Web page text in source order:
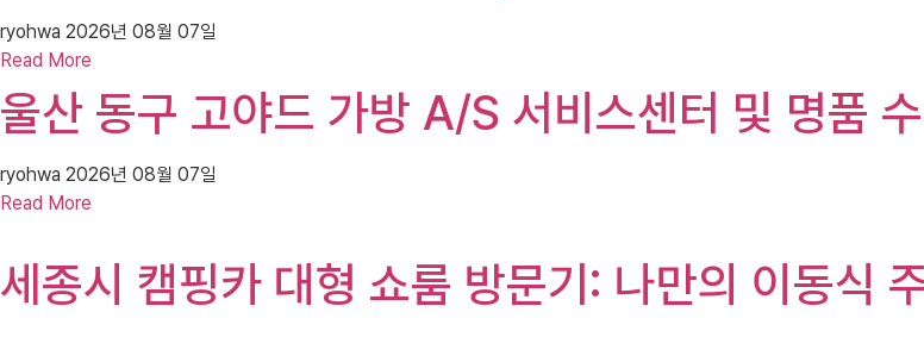
ryohwa 2026년 08월 07일
Read More
울산 동구 고야드 가방 A/S 서비스센터 및 명품
ryohwa 2026년 08월 07일
Read More
세종시 캠핑카 대형 쇼룸 방문기: 나만의 이동식